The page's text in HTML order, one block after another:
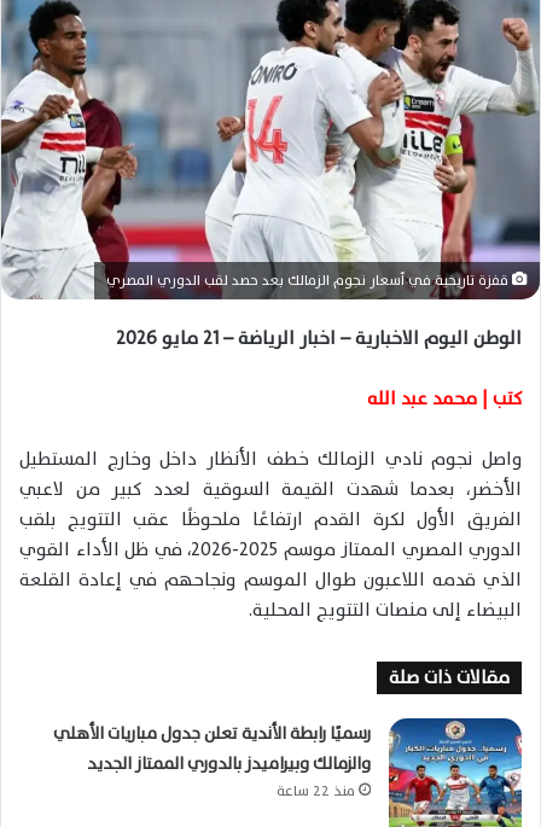
ب
ر
ي
د
إ
ل
ر
و
ن
قفزة تاريخية في أسعار نجوم الزمالك بعد حصد لقب الدوري المصري
الوطن اليوم الاخبارية – اخبار الرياضة – 21 مايو 2026
كتب | محمد عبد الله
واصل نجوم نادي الزمالكخطف الأنظار داخل وخارج المستطيل
الأخضر، بعدما شهدت القيمة السوقية لعدد كبير من لاعبي
الفريق الأول لكرة القدم ارتفاعًا ملحوظًا عقب التتويج بلقب
الدوري المصري الممتاز موسم 2025-2026، في ظل الأداء القوي
الذي قدمه اللاعبون طوال الموسم ونجاحهم في إعادة القلعة
البيضاء إلى منصات التتويج المحلية.
مقالات ذات صلة
رسميًا رابطة الأندية تعلن جدول مباريات الأهلي
والزمالك وبيراميدز بالدوري الممتاز الجديد
منذ 22 ساعة